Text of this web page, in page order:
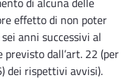
effetto di non poter
anni successivi al
dall’art. 22 (per
dei rispettivi avvisi).